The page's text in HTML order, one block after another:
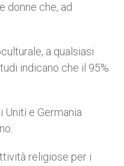
donne che, ad
a qualsiasi
indicano che il 95%
Uniti e Germania
religiose per i